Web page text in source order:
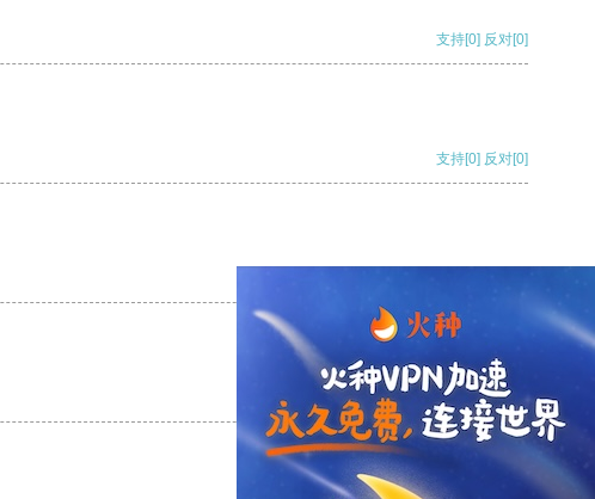
支持[0] 反对[0]
支持[0] 反对[0]
支持 [0] 反对 [0]